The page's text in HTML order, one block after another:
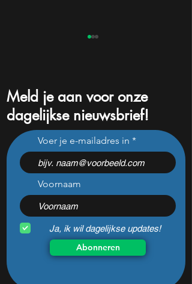
Nebius daalde vorige
maand 31%: perfect
koopmoment vlak voor
kwartaalcijfers?
Meld je aan voor onze
dagelijkse nieuwsbrief!
Voer je e-mailadres in
Voornaam
Ja, ik wil dagelijkse updates!
Abonneren